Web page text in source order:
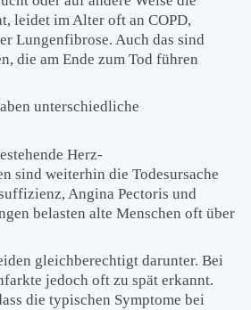
leidet im Alter oft an COPD,
Lungenfibrose. Auch das sind
die am Ende zum Tod führen
unterschiedliche
Herz-
sind weiterhin die Todesursache
Angina Pectoris und
belasten alte Menschen oft über
gleichberechtigt darunter. Bei
jedoch oft zu spät erkannt.
die typischen Symptome bei